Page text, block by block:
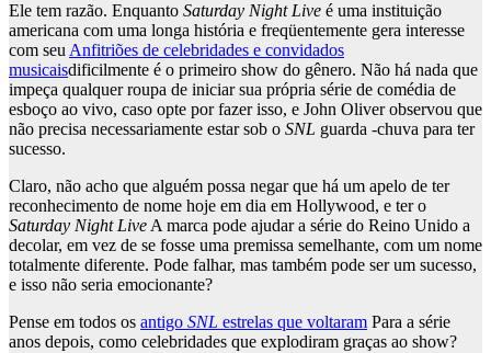
Ele tem razão. Enquanto Saturday Night Live é uma instituição
americana com uma longa história e freqüentemente gera interesse
com seu Anfitriões de celebridades e convidados
musicaisdificilmente é o primeiro show do gênero. Não há nada que
impeça qualquer roupa de iniciar sua própria série de comédia de
esboço ao vivo, caso opte por fazer isso, e John Oliver observou que
não precisa necessariamente estar sob o SNL guarda -chuva para ter
sucesso.
Claro, não acho que alguém possa negar que há um apelo de ter
reconhecimento de nome hoje em dia em Hollywood, e ter o
Saturday Night Live A marca pode ajudar a série do Reino Unido a
decolar, em vez de se fosse uma premissa semelhante, com um nome
totalmente diferente. Pode falhar, mas também pode ser um sucesso,
e isso não seria emocionante?
Pense em todos os antigo SNL estrelas que voltaram Para a série
anos depois, como celebridades que explodiram graças ao show?